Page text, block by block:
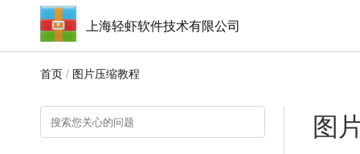
上海轻虾软件技术有限公司
首页 / 图片压缩教程
图